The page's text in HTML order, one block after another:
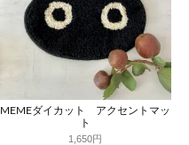
MEMEダイカット アクセントマッ
ト
1,650円